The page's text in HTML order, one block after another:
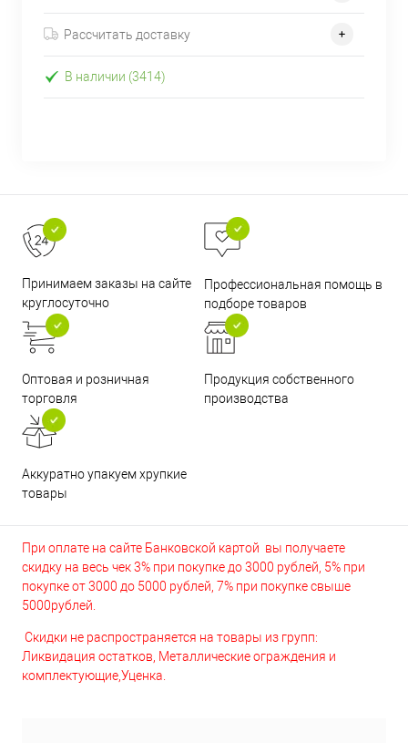
Рассчитать доставку
В наличии (3414)
Принимаем заказы на сайте
круглосуточно
Профессиональная помощь в
подборе товаров
Оптовая и розничная
торговля
Продукция собственного
производства
Аккуратно упакуем хрупкие
товары
При оплате на сайте Банковской картой вы получаете
скидку на весь чек 3% при покупке до 3000 рублей, 5% при
покупке от 3000 до 5000 рублей, 7% при покупке свыше
5000рублей.
Скидки не распространяется на товары из групп:
Ликвидация остатков, Металлические ограждения и
комплектующие,Уценка.